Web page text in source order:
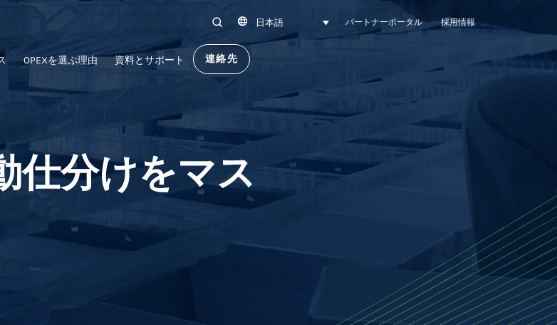
SEARCH
日本語 パートナーポータル 採用情報
OPEXを選ぶ理由 資料とサポート 連絡先
仕分けをマス